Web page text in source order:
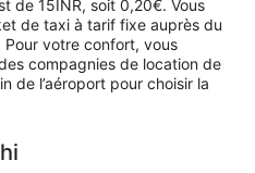
de 15INR, soit 0,20€. Vous
de taxi à tarif fixe auprès du
votre confort, vous
compagnies de location de
de l’aéroport pour choisir la